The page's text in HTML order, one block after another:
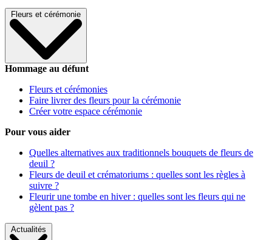
Fleurs et cérémonie
Hommage au défunt
Fleurs et cérémonies
Faire livrer des fleurs pour la cérémonie
Créer votre espace cérémonie
Pour vous aider
Quelles alternatives aux traditionnels bouquets de fleurs de
deuil ?
Fleurs de deuil et crématoriums : quelles sont les règles à
suivre ?
Fleurir une tombe en hiver : quelles sont les fleurs qui ne
gèlent pas ?
Actualités